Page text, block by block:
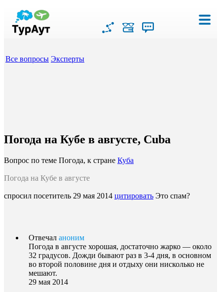
Все вопросы Эксперты
Погода на Кубе в августе, Cuba
Вопрос по теме Погода, к стране Куба
Погода на Кубе в августе
спросил посетитель 29 мая 2014 цитировать Это спам?
Отвечал аноним
Погода в августе хорошая, достаточно жарко — около
32 градусов. Дожди бывают раз в 3-4 дня, в основном
во второй половине дня и отдыху они нисколько не
мешают.
29 мая 2014